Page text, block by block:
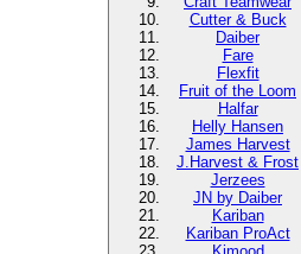
Cutter & Buck
Daiber
Fare
Flexfit
Fruit of the Loom
Halfar
Helly Hansen
James Harvest
J.Harvest & Frost
Jerzees
JN by Daiber
Kariban
Kariban ProAct